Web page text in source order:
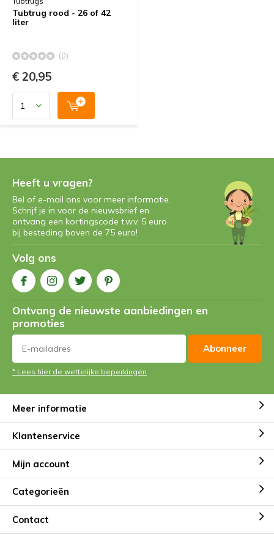
Tubtrug rood - 26 of 42
liter
(0)
€ 20,95
Heeft u vragen?
Bel of e-mail ons voor meer informatie.
Schrijf je in voor de nieuwsbrief en
ontvang een kortingscode t.w.v. 5 euro
bij besteding boven de 75 euro!
Volg ons
Ontvang de nieuwste aanbiedingen en
promoties
Abonneer
* Lees hier de wettelijke beperkingen
Meer informatie
Klantenservice
Mijn account
Categorieën
Contact